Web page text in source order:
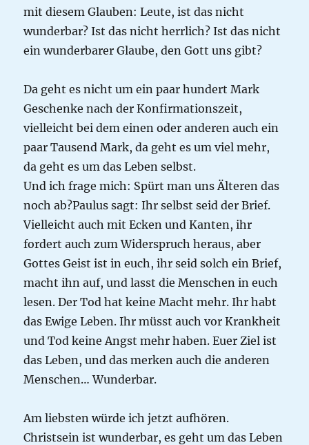
mit diesem Glauben: Leute, ist das nicht
wunderbar? Ist das nicht herrlich? Ist das nicht
ein wunderbarer Glaube, den Gott uns gibt?
Da geht es nicht um ein paar hundert Mark
Geschenke nach der Konfirmationszeit,
vielleicht bei dem einen oder anderen auch ein
paar Tausend Mark, da geht es um viel mehr,
da geht es um das Leben selbst.
Und ich frage mich: Spürt man uns Älteren das
noch ab?Paulus sagt: Ihr selbst seid der Brief.
Vielleicht auch mit Ecken und Kanten, ihr
fordert auch zum Widerspruch heraus, aber
Gottes Geist ist in euch, ihr seid solch ein Brief,
macht ihn auf, und lasst die Menschen in euch
lesen. Der Tod hat keine Macht mehr. Ihr habt
das Ewige Leben. Ihr müsst auch vor Krankheit
und Tod keine Angst mehr haben. Euer Ziel ist
das Leben, und das merken auch die anderen
Menschen… Wunderbar.
Am liebsten würde ich jetzt aufhören.
Christsein ist wunderbar, es geht um das Leben